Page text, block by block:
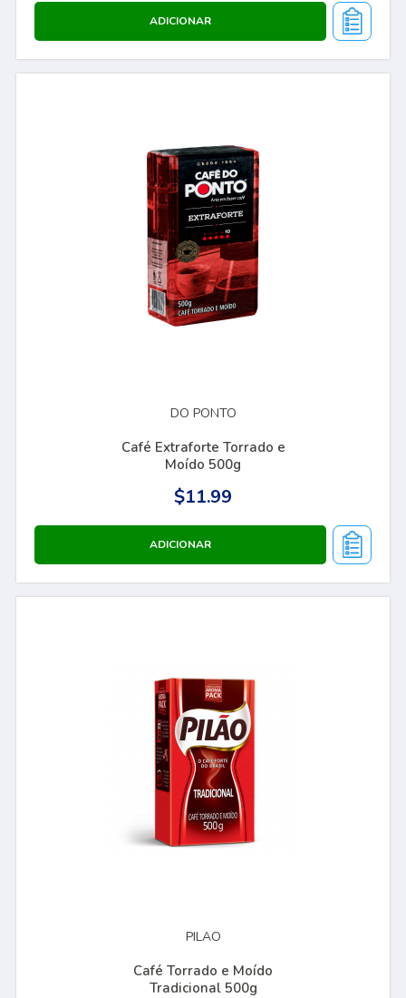
DO PONTO
Café Extraforte Torrado e
Moído 500g
$11.99
PILAO
Café Torrado e Moído
Tradicional 500g